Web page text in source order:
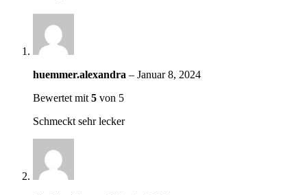
huemmer.alexandra – Januar 8, 2024
Bewertet mit 5 von 5
Schmeckt sehr lecker